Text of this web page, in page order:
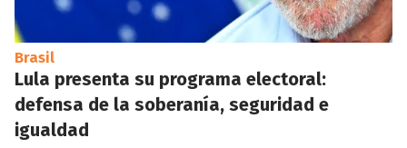
Brasil
Lula presenta su programa electoral:
defensa de la soberanía, seguridad e
igualdad